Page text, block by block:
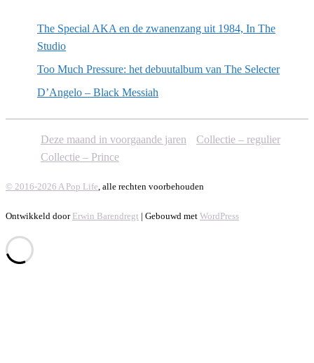
The Special AKA en de zwanenzang uit 1984, In The
Studio
Too Much Pressure: het debuutalbum van The Selecter
D’Angelo – Black Messiah
Deze maand in voorgaande jaren
Collectie – regulier
Collectie – Prince
© 2016-2026 A Pop Life, alle rechten voorbehouden
Ontwikkeld door Erwin Barendregt | Gebouwd met WordPress